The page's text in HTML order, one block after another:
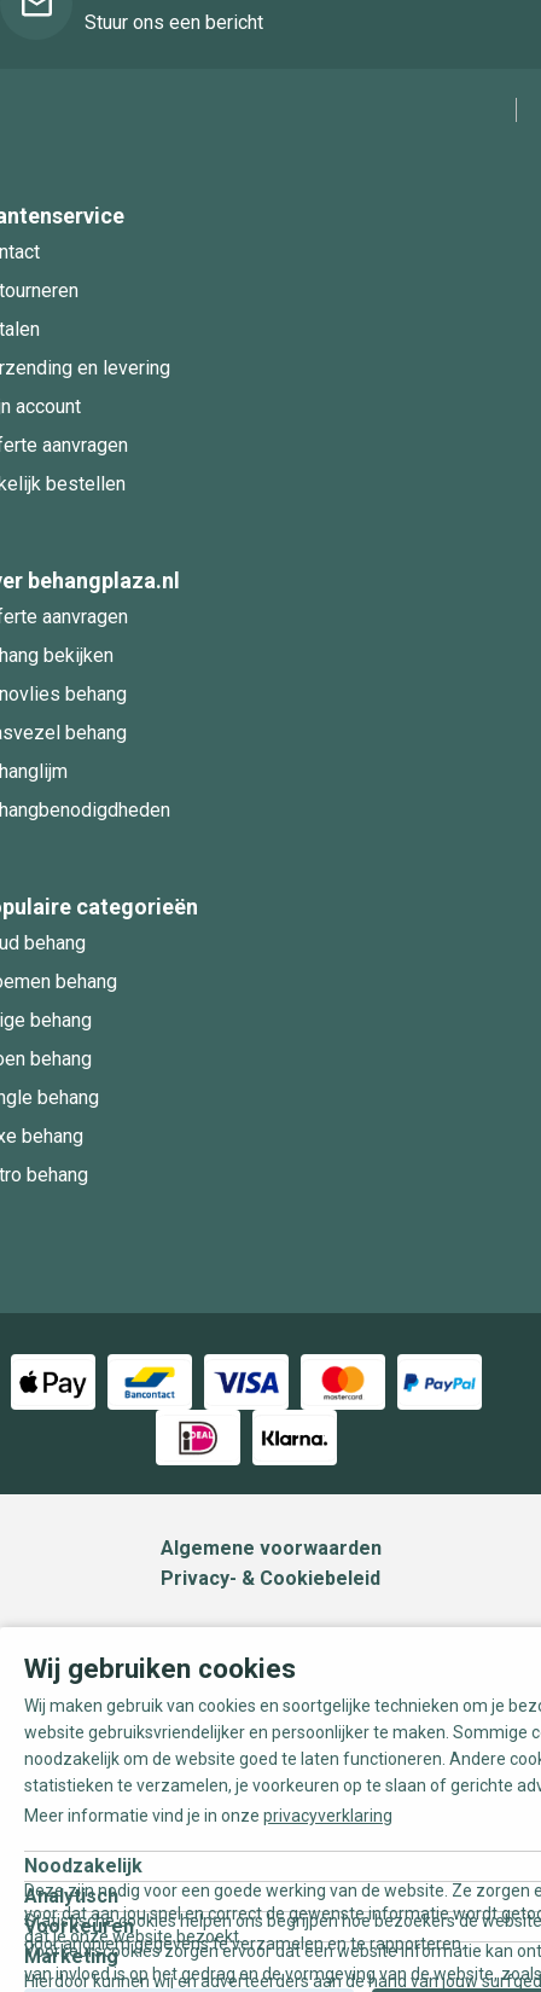
Stuur ons een bericht
en levering
account
aanvragen
bestellen
behangplaza.nl
aanvragen
bekijken
behang
behang
categorieën
behang
behang
behang
behang
behang
behang
behang
Algemene voorwaarden
Privacy- & Cookiebeleid
Wij gebruiken cookies
Wij maken gebruik van cookies en soortgelijke technieken om je
website gebruiksvriendelijker en persoonlijker te maken. Sommige
noodzakelijk om de website goed te laten functioneren. Andere
statistieken te verzamelen, je voorkeuren op te slaan of gerichte
Meer informatie vind je in onze privacyverklaring
Noodzakelijk
Deze zijn nodig voor een goede werking van de website. Ze zorgen
voor dat aan jou snel en correct de gewenste informatie wordt
dat je onze website bezoekt.
Analytisch
Statistische cookies helpen ons begrijpen hoe bezoekers de
door anoniem gegevens te verzamelen en te rapporteren.
Voorkeuren
Voorkeurscookies zorgen ervoor dat een website informatie kan
van invloed is op het gedrag en de vormgeving van de website,
Marketing
Hierdoor kunnen wij en adverteerders aan de hand van jouw